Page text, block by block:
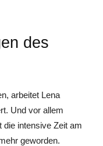
des
arbeitet Lena
Und vor allem
intensive Zeit am
geworden.